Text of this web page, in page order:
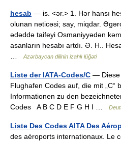
hesab — is. <ər.> 1. Hər hansı
olunan nəticəsi; say, miqdar.
ədəddə taifeyi Osmaniyyədən
asanların hesabı artdı. Ə. H..
Azərbaycan dilinin izahlı lüğəti
Liste der IATA-Codes/C — Diese
Flughafen Codes auf, die mit „C“
Informationen zu den
Codes A B C D E F G H I …
Liste Des Codes AITA Des
des aéroports internationaux. Le